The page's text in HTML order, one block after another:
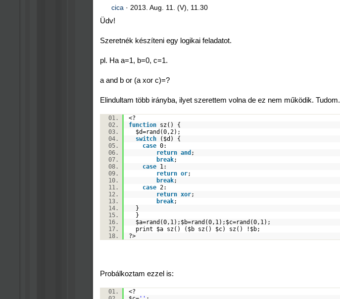
cica · 2013. Aug. 11. (V), 11.30
Üdv!
Szeretnék készíteni egy logikai feladatot.
pl. Ha a=1, b=0, c=1.
a and b or (a xor c)=?
Elindultam több irányba, ilyet szerettem volna de ez nem működik. Tudom.
<?
functionsz() {
$d=rand(0,2);
switch( $d ) {
case0:
return and ;
break;
case1:
return or;
break;
case2:
return xor;
break;
}
}
$a=rand(0,1); $b=rand(0,1); $c=rand(0,1);
print
$asz() ( $bsz() $c) sz() ! $b;
?>
Probálkoztam ezzel is:
<?